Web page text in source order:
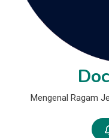
Mengenal Ragam